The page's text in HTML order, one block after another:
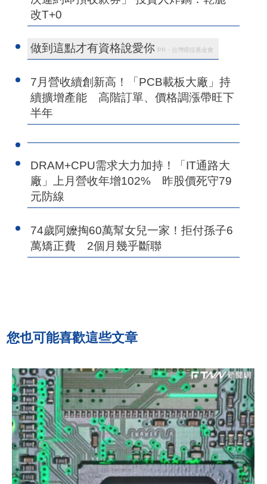
改T+0
做到這點才有資格說愛你 PR・台灣癌症基金會
7月營收續創新高！「PCB載板大廠」持
續擴增產能 高階訂單、價格調漲帶旺下
半年
DRAM+CPU需求大力加持！「IT通路大
廠」上月營收年增102% 昨股價死守79
元防線
74歲阿嬤掏60萬幫女兒一家！拒付孫子6
萬矯正費 2個月幾乎斷聯
您也可能喜歡這些文章